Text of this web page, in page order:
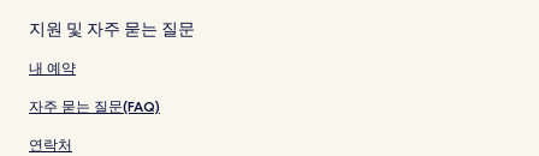
지원 및 자주 묻는 질문
내 예약
자주 묻는 질문(FAQ)
연락처